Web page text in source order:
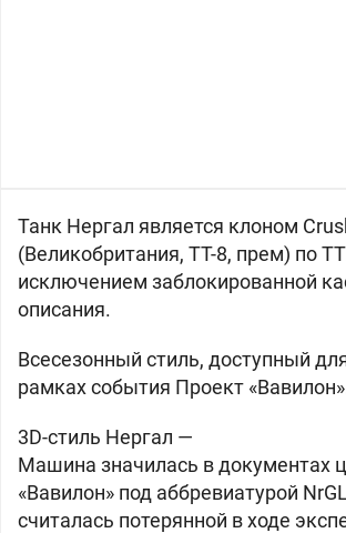
Танк Нергал является клоном
(Великобритания, ТТ-8, прем) по
исключением заблокированной
описания.
Всесезонный стиль, доступный
рамках события Проект
3D-стиль Нергал —
Машина значилась в документах
«Вавилон» под аббревиатурой
считалась потерянной в ходе